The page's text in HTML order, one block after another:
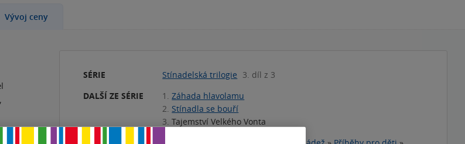
Vývoj ceny
SÉRIE Stínadelská trilogie 3. díl z 3
DALŠÍ ZE SÉRIE
1. Záhada hlavolamu
2. Stínadla se bouří
3. Tajemství Velkého Vonta